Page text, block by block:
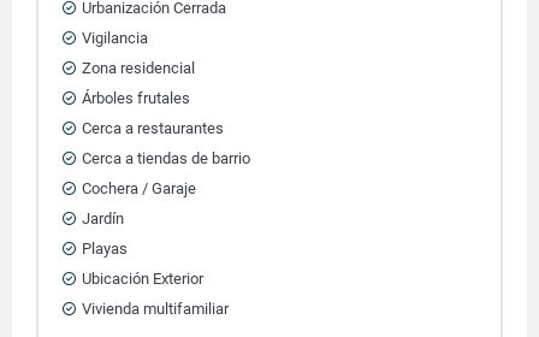
Urbanización Cerrada
Vigilancia
Zona residencial
Árboles frutales
Cerca a restaurantes
Cerca a tiendas de barrio
Cochera / Garaje
Jardín
Playas
Ubicación Exterior
Vivienda multifamiliar